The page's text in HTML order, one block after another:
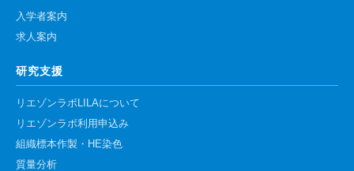
入学者案内
求人案内
研究支援
リエゾンラボLILAについて
リエゾンラボ利用申込み
組織標本作製・HE染色
質量分析